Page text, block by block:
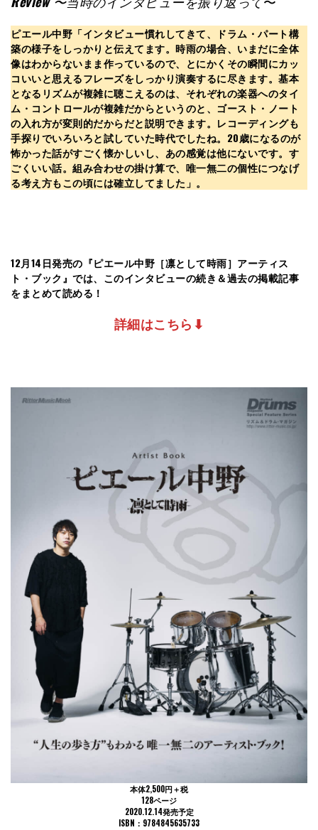
ピエール中野「インタビュー慣れしてきて、ドラム・パート構
築の様子をしっかりと伝えてます。時雨の場合、いまだに全体
像はわからないまま作っているので、とにかくその瞬間にカッ
コいいと思えるフレーズをしっかり演奏するに尽きます。基本
となるリズムが複雑に聴こえるのは、それぞれの楽器へのタイ
ム・コントロールが複雑だからというのと、ゴースト・ノート
の入れ方が変則的だからだと説明できます。レコーディングも
手探りでいろいろと試していた時代でしたね。20歳になるのが
怖かった話がすごく懐かしいし、あの感覚は他にないです。す
ごくいい話。組み合わせの掛け算で、唯一無二の個性につなげ
る考え方もこの頃には確立してました」。
12月14日発売の『ピエール中野［凛として時雨］アーティス
ト・ブック』では、このインタビューの続き＆過去の掲載記事
をまとめて読める！
詳細はこちら⬇︎
本体2,500円＋税
128ページ
2020.12.14発売予定
ISBN：9784845635733